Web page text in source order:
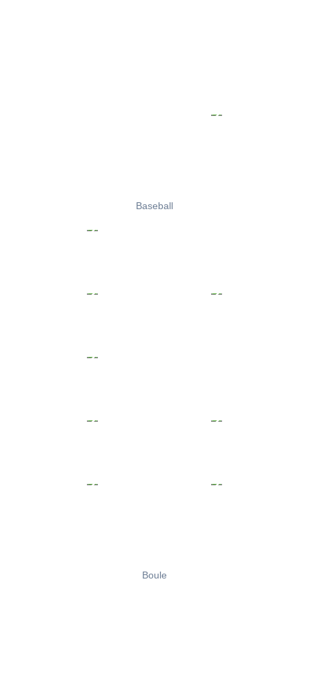
Baseball
Boule